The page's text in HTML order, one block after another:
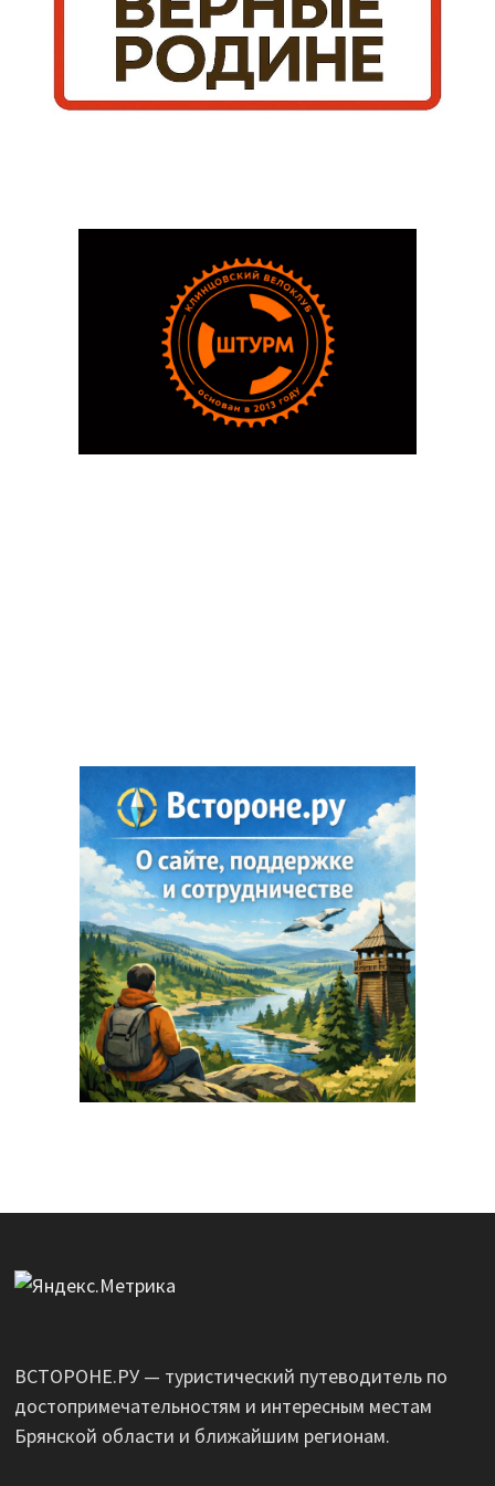
ВСТОРОНЕ.РУ — туристический путеводитель по
достопримечательностям и интересным местам
Брянской области и ближайшим регионам.